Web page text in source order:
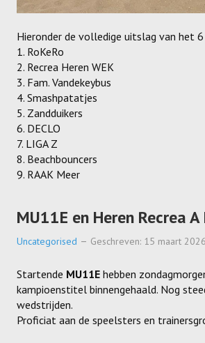
Heren Recrea A
Heren Recrea B
Heren Recrea C
KALENDER
CONTACT
GESCHIEDENIS
SPONSORS
ACTIVITEITEN
JEUGDSTAGE
Hieronder de volledige uitslag van het
1. RoKeRo
2. Recrea Heren WEK
3. Fam. Vandekeybus
4. Smashpatatjes
5. Zandduikers
6. DECLO
7. LIGA Z
8. Beachbouncers
9. RAAK Meer
MU11E en Heren Recrea
Uncategorised Geschreven: 15 maart 2026
Startende MU11E hebben
kampioenstitel binnengehaald. Nog
wedstrijden.
Proficiat aan de speelsters en